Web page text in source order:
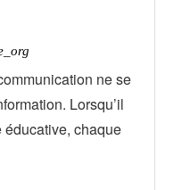
ne se
Lorsqu’il
éducative, chaque